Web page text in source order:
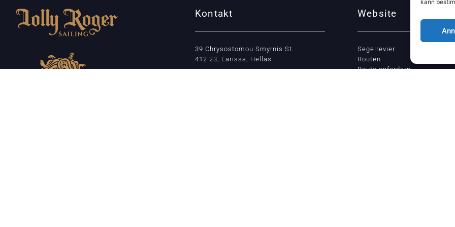
kann
Kontakt
39 Chrysostomou Smyrnis St.
412 23, Larissa, Hellas
Website
Segelrevier
Routen
Route anfordern